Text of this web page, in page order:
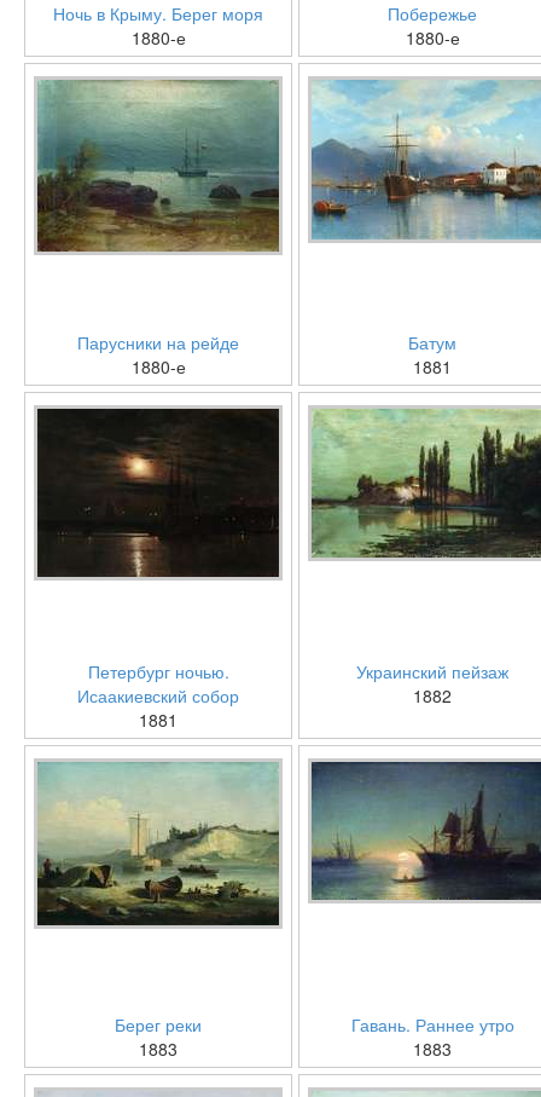
Ночь в Крыму. Берег моря
1880-е
Побережье
1880-е
Парусники на рейде
1880-е
Батум
1881
Петербург ночью.
Исаакиевский собор
1881
Украинский пейзаж
1882
Берег реки
1883
Гавань. Раннее утро
1883